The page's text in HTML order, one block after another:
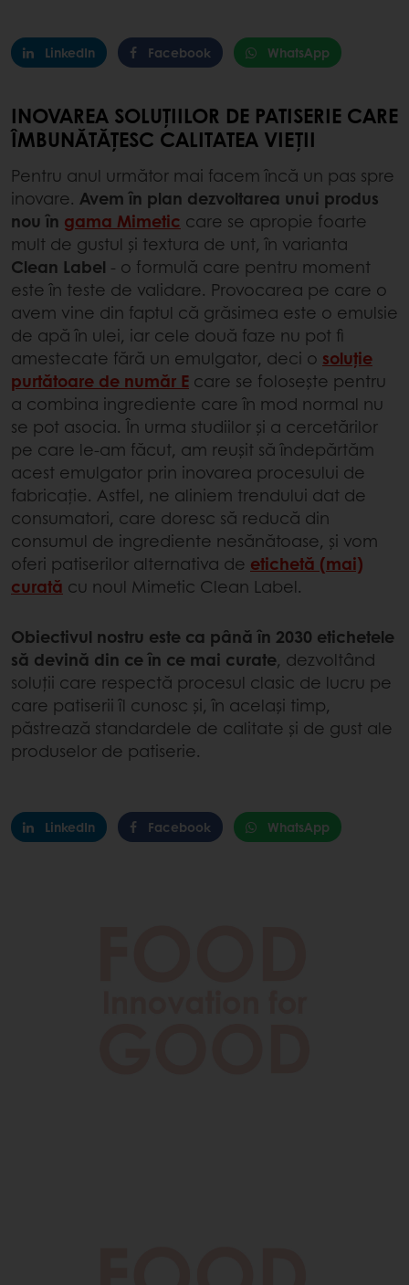
LinkedIn Facebook WhatsApp
INOVAREA SOLUȚIILOR DE PATISERIE CARE
ÎMBUNĂTĂȚESC CALITATEA VIEȚII
Pentru anul următor mai facem încă un pas spre
inovare. Avem în plan dezvoltarea unui produs
nou în gama Mimetic care se apropie foarte
mult de gustul și textura de unt, în varianta
Clean Label - o formulă care pentru moment
este în teste de validare. Provocarea pe care o
avem vine din faptul că grăsimea este o emulsie
de apă în ulei, iar cele două faze nu pot fi
amestecate fără un emulgator, deci o soluție
purtătoare de număr E care se folosește pentru
a combina ingrediente care în mod normal nu
se pot asocia. În urma studiilor și a cercetărilor
pe care le-am făcut, am reușit să îndepărtăm
acest emulgator prin inovarea procesului de
fabricație. Astfel, ne aliniem trendului dat de
consumatori, care doresc să reducă din
consumul de ingrediente nesănătoase, și vom
oferi patiserilor alternativa de etichetă (mai)
curată cu noul Mimetic Clean Label.
Obiectivul nostru este ca până în 2030 etichetele
să devină din ce în ce mai curate, dezvoltând
soluții care respectă procesul clasic de lucru pe
care patiserii îl cunosc și, în același timp,
păstrează standardele de calitate și de gust ale
produselor de patiserie.
LinkedIn Facebook WhatsApp